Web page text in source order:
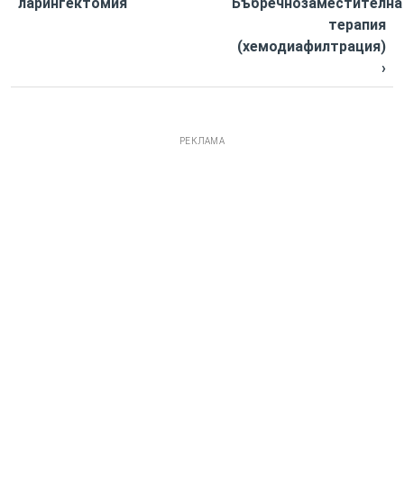
терапия
(хемодиафилтрация)
›
РЕКЛАМА